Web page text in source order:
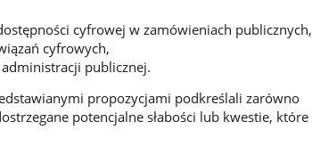
cyfrowej w zamówieniach publicznych,
cyfrowych,
publicznej.
propozycjami podkreślali zarówno
potencjalne słabości lub kwestie, które